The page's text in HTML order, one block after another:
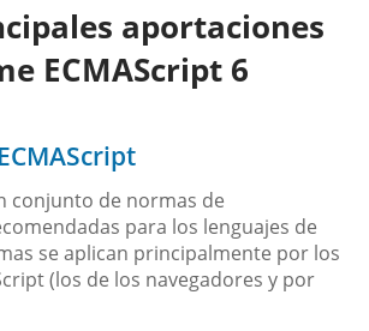
aportaciones
ECMAScript 6
conjunto de normas de
para los lenguajes de
se aplican principalmente por los
(los de los navegadores y por